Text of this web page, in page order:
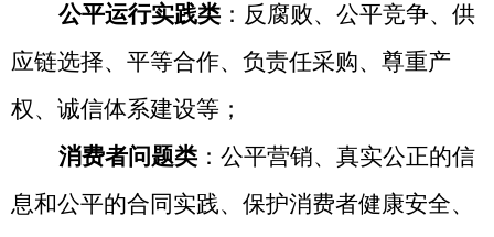
公平运行实践类：反腐败、公平竞争、供
应链选择、平等合作、负责任采购、尊重产
权、诚信体系建设等；
消费者问题类：公平营销、真实公正的信
息和公平的合同实践、保护消费者健康安全、